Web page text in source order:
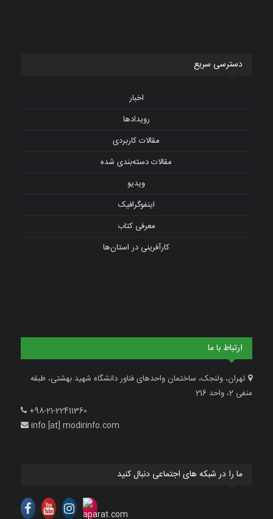
دسترسی سریع
اخبار
رویدادها
مقالات کاربردی
مقالات دسته‌بندی شده
ویدیو
اینفوگرافیک
معرفی کتاب
کارآفرینی در استان‌ها
ارتباط با ما
تهران، ولنجک، ساختمان واحدهای فناور دانشگاه شهید بهشتی، طبقه
منفی 2، واحد 216
+98-21-22411360
info [at] modirinfo.com
ما را در شبکه های اجتماعی دنبال کنید